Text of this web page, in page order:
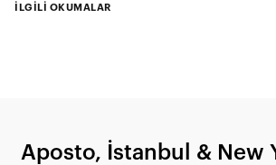
İLGİLİ OKUMALAR
Aposto, İstanbul & New